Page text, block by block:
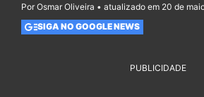
Por Osmar Oliveira • atualizado em 20 de
SIGA NO GOOGLE NEWS
PUBLICIDADE